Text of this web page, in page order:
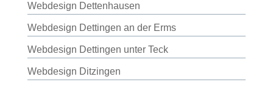
Webdesign Dettenhausen
Webdesign Dettingen an der Erms
Webdesign Dettingen unter Teck
Webdesign Ditzingen